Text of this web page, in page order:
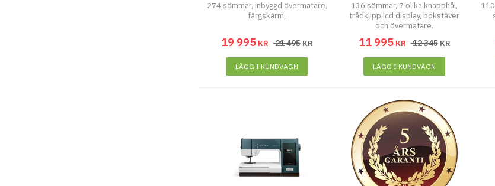
274 sömmar, inbyggd övermatare,
färgskärm,
19 995 KR 21 495KR
LÄGG I KUNDVAGN
136 sömmar, 7 olika knapphål,
trådklipp,lcd display, bokstäver
och övermatare.
11 995 KR 12 345KR
LÄGG I KUNDVAGN